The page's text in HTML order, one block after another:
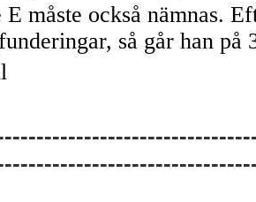
E måste också nämnas.
så går han på